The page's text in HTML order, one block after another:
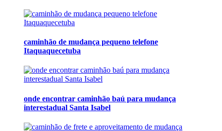
caminhão de mudança pequeno telefone
Itaquaquecetuba
onde encontrar caminhão baú para mudança
interestadual Santa Isabel